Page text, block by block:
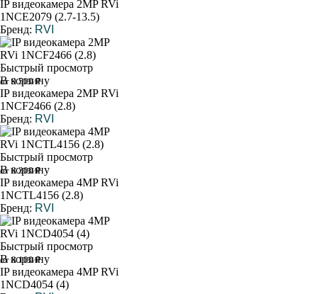
IP видеокамера 2MP RVi
1NCE2079 (2.7-13.5)
Бренд: RVI
Быстрый просмотр
В корзину
от 9 500 ₽
IP видеокамера 2MP RVi
1NCF2466 (2.8)
Бренд: RVI
Быстрый просмотр
В корзину
от 8 300 ₽
IP видеокамера 4MP RVi
1NCTL4156 (2.8)
Бренд: RVI
Быстрый просмотр
В корзину
от 8 100 ₽
IP видеокамера 4MP RVi
1NCD4054 (4)